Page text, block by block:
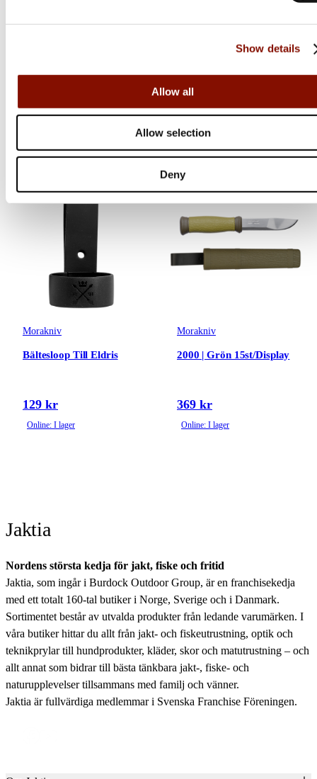
Show details
Allow all
Allow selection
Deny
344 kr 399 kr
Online: I lager
Morakniv
Bältesloop Till Eldris
129 kr
Online: I lager
Morakniv
2000 | Grön 15st/Display
369 kr
Online: I lager
Jaktia
Nordens största kedja för jakt, fiske och fritid
Jaktia, som ingår i Burdock Outdoor Group, är en franchisekedja
med ett totalt 160-tal butiker i Norge, Sverige och i Danmark.
Sortimentet består av utvalda produkter från ledande varumärken. I
våra butiker hittar du allt från jakt- och fiskeutrustning, optik och
teknikprylar till hundprodukter, kläder, skor och matutrustning – och
allt annat som bidrar till bästa tänkbara jakt-, fiske- och
naturupplevelser tillsammans med familj och vänner.
Jaktia är fullvärdiga medlemmar i Svenska Franchise Föreningen.